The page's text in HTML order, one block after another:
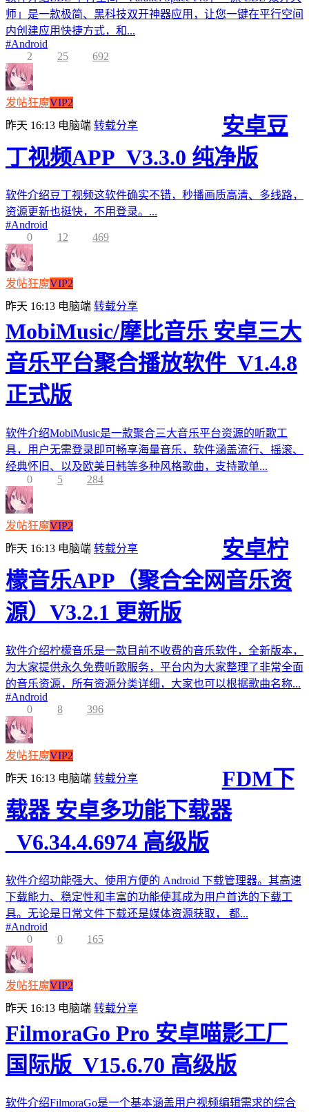
师」是一款极简、黑科技双开神器应用，让您一键在平行空间
内创建应用快捷方式，和...
#Android
2
25 692
发帖狂魔VIP2
昨天 16:13 电脑端 转载分享
安卓豆
丁视频APP_V3.3.0 纯净版
软件介绍豆丁视频这软件确实不错，秒播画质高清、多线路，
资源更新也挺快，不用登录。...
#Android
0
12 469
发帖狂魔VIP2
昨天 16:13 电脑端 转载分享
MobiMusic/摩比音乐 安卓三大
音乐平台聚合播放软件_V1.4.8
正式版
软件介绍MobiMusic是一款聚合三大音乐平台资源的听歌工
具，用户无需登录即可畅享海量音乐，软件涵盖流行、摇滚、
经典怀旧、以及欧美日韩等多种风格歌曲，支持歌单...
0
5 284
发帖狂魔VIP2
昨天 16:13 电脑端 转载分享
安卓柠
檬音乐APP（聚合全网音乐资
源）V3.2.1 更新版
软件介绍柠檬音乐是一款目前不收费的音乐软件，全新版本，
为大家提供永久免费听歌服务，平台内为大家整理了非常全面
的音乐资源，所有资源分类详细，大家也可以根据歌曲名称...
#Android
0
8 396
发帖狂魔VIP2
昨天 16:13 电脑端 转载分享
FDM下
载器 安卓多功能下载器
_V6.34.4.6974 高级版
软件介绍功能强大、使用方便的 Android 下载管理器。其高速
下载能力、稳定性和丰富的功能使其成为用户首选的下载工
具。无论是日常文件下载还是媒体资源获取， 都...
#Android
0
0 165
发帖狂魔VIP2
昨天 16:13 电脑端 转载分享
FilmoraGo Pro 安卓喵影工厂
国际版_V15.6.70 高级版
软件介绍FilmoraGo是一个基本涵盖用户视频编辑需求的综合